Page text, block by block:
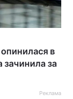
в
зачинила за
Реклама